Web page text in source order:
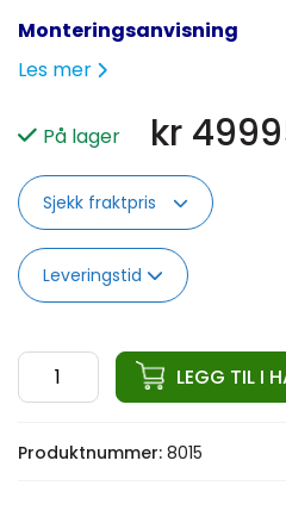
Monteringsanvisning
Les mer
På lager kr
Sjekk fraktpris
Leveringstid
ata
Hack
Plate
LEGG TIL I
Produktnummer: 8015